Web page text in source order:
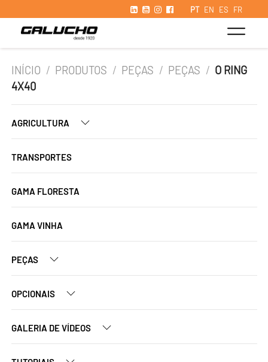
PT EN ES FR
INÍCIO / PRODUTOS / PEÇAS / PEÇAS / O RING
4X40
AGRICULTURA
TRANSPORTES
GAMA FLORESTA
GAMA VINHA
PEÇAS
OPCIONAIS
GALERIA DE VÍDEOS